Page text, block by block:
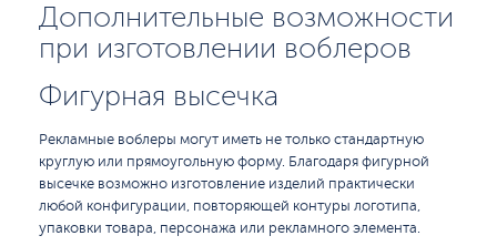
Дополнительные возможности
при изготовлении воблеров
Фигурная высечка
Рекламные воблеры могут иметь не только стандартную
круглую или прямоугольную форму. Благодаря фигурной
высечке возможно изготовление изделий практически
любой конфигурации, повторяющей контуры логотипа,
упаковки товара, персонажа или рекламного элемента.